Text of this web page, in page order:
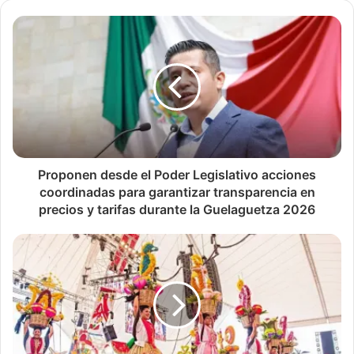
Proponen desde el Poder Legislativo acciones
coordinadas para garantizar transparencia en
precios y tarifas durante la Guelaguetza 2026